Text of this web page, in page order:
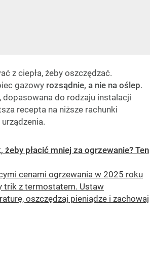
z ciepła, żeby oszczędzać.
gazowy rozsądnie, a nie na oślep.
dopasowana do rodzaju instalacji
recepta na niższe rachunki
płacić mniej za ogrzewanie? Ten
cenami ogrzewania w 2025 roku
trik z termostatem. Ustaw
oszczędzaj pieniądze i zachowaj